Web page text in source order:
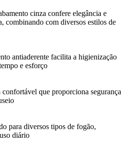
cinza confere elegância e
combinando com diversos estilos de
antiaderente facilita a higienização
e esforço
confortável que proporciona segurança
para diversos tipos de fogão,
diário